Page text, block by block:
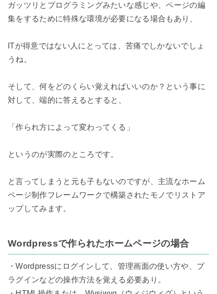
ガッツリとプログラミングみたいな感じや、ページの編
集をするために特殊な環境が必要になる場合もあり、
ITが得意ではない人にとっては、苦痛でしかないでしょ
うね。
そして、何をどのくらい覚えればいいのか？という事に
対して、端的に答えるとすると、
「作られ方によって変わってくる」
というのが実際のところです。
と言ってしまうと元も子もないのですが、主流なホーム
ページ制作フレームワークで構築されたモノでリストア
ップしてみます。
Wordpressで作られたホームページの場合
・Wordpressにログインして、管理画面の使い方や、プ
ラグインなどの操作方法を覚える必要あり。